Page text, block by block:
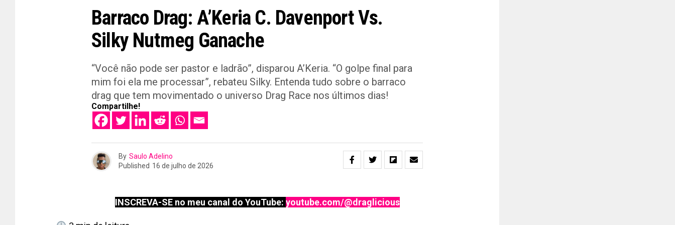
Barraco Drag: A’Keria C. Davenport Vs.
Silky Nutmeg Ganache
“Você não pode ser pastor e ladrão”, disparou A’Keria. “O golpe final para
mim foi ela me processar”, rebateu Silky. Entenda tudo sobre o barraco
drag que tem movimentado o universo Drag Race nos últimos dias!
Compartilhe!
By Saulo Adelino
Published 16 de julho de 2026
INSCREVA-SE no meu canal do YouTube: youtube.com/@draglicious